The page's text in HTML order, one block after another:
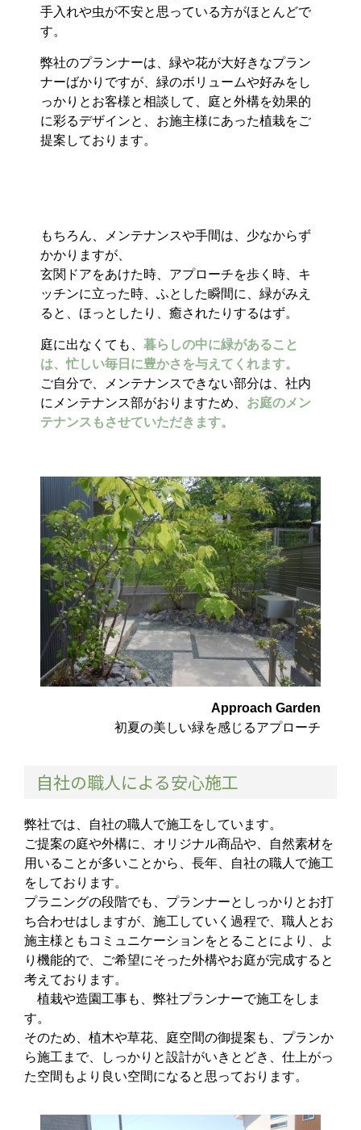
手入れや虫が不安と思っている方がほとんどで
す。
弊社のプランナーは、緑や花が大好きなプラン
ナーばかりですが、緑のボリュームや好みをし
っかりとお客様と相談して、庭と外構を効果的
に彩るデザインと、お施主様にあった植栽をご
提案しております。
もちろん、メンテナンスや手間は、少なからず
かかりますが、
玄関ドアをあけた時、アプローチを歩く時、キ
ッチンに立った時、ふとした瞬間に、緑がみえ
ると、ほっとしたり、癒されたりするはず。
庭に出なくても、 暮らしの中に緑があること
は、忙しい毎日に豊かさを与えてくれます。
ご自分で、メンテナンスできない部分は、社内
にメンテナンス部がおりますため、 お庭のメン
テナンスもさせていただきます。
Approach Garden
初夏の美しい緑を感じるアプローチ
自社の職人による安心施工
弊社では、自社の職人で施工をしています。
ご提案の庭や外構に、オリジナル商品や、自然素材を
用いることが多いことから、長年、自社の職人で施工
をしております。
プラニングの段階でも、プランナーとしっかりとお打
ち合わせはしますが、施工していく過程で、職人とお
施主様ともコミュニケーションをとることにより、よ
り機能的で、ご希望にそった外構やお庭が完成すると
考えております。
植栽や造園工事も、弊社プランナーで施工をしま
す。
そのため、植木や草花、庭空間の御提案も、プランか
ら施工まで、しっかりと設計がいきとどき、仕上がっ
た空間もより良い空間になると思っております。